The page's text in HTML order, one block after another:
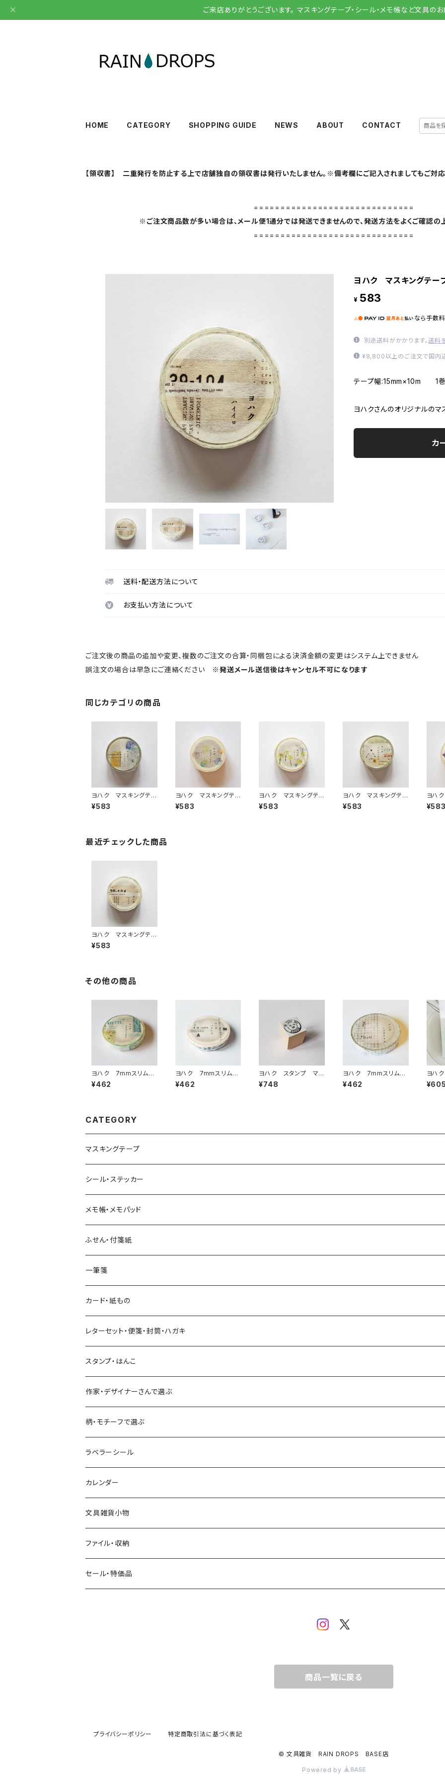
ご来店ありがとうございます。 マスキングテープ・シール・メモ帳など文具の
HOME CATEGORY SHOPPING GUIDE NEWS ABOUT CONTACT
【領収書】 二重発行を防止する上で店舗独自の領収書は発行いたしません。※備考欄にご記入されましてもご対応
==============================
※ご注文商品数が多い場合は、メール便1通分では発送できませんので、発送方法をよくご確認の
==============================
ヨハク マスキングテ
¥ 583
なら 手数
別途送料がかかります。送料
¥8,800以上のご注文で国内
テープ幅:15mm×10m
ヨハクさんのオリジナルのマ
カ
送料・配送方法について
お支払い方法について
ご注文後の商品の追加や変更、複数のご注文の合算・同梱包による決済金額の変更はシステム上できません
誤注文の場合は早急にご連絡ください ※発送メール送信後はキャンセル不可になります
同じカテゴリの商品
ヨハク マスキングテ
ープ オリオン Y-18
7
¥583
ヨハク マスキングテ
ープ フラグメント Y-
185
¥583
ヨハク マスキングテ
ープ ナノハナ Y-18
8
¥583
ヨハク マスキングテ
ープ アンサンブル Y
-184
¥583
ヨハ
ープ
86
最近チェックした商品
ヨハク マスキングテ
ープ ハイイロ Y-01
6
¥583
その他の商品
ヨハク 7mmスリムマ
スキングテープ シラカ
バノモリ L-023
¥462
ヨハク 7mmスリムマ
スキングテープ バラン
ス L-009
¥462
ヨハク スタンプ マ
ーク 木製はんこ S-
046
¥748
ヨハク 7mmスリムマ
スキングテープ シズカ
ナイロ L-013
¥462
ヨハ
アリ
CATEGORY
マスキングテープ
ヨハク
和紙
透明クリア
Hutte paper works （プロペラスタジオ）
ネクタイ
透明クリアテープ
柄・モチーフで選ぶ（マステ）
いちご・ストロベリー
フルーツ・野菜
ミモザ
お花・フラワー・グリーン・植物
マインドウェイブ
水縞
大枝活版室
星燈社
ミナペルホネン
BGM
eric
SAIEN
田村美紀
パピアプラッツ（作家もの）
シール・ステッカー
フレークシール
パピアプラッツ（作家もの）
ヨハク
ステッカーシール
マインドウェイブ
田村美紀
立体シール
メモ帳・メモパッド
ヨハク
HUTTE PAPER WORKS
表現社（作家もの）
星燈社
古川紙工
大枝活版室
ふせん・付箋紙
ヨハク
HUTTE PAPER WORKS
古川紙工
表現社（作家もの）
ロール付箋
一筆箋
カード・紙もの
レターセット・便箋・封筒・ハガキ
古川紙工
表現社（作家もの）
スタンプ・はんこ
Hutte paper works
ヨハク
作家・デザイナーさんで選ぶ
ネクタイ
Hutte paper works
ヨハク
eric
浅野みどり
西淑
柄・モチーフで選ぶ
フルーツ
食べ物・フード・スイーツ
パン・ブレッド
カフェ
コーヒー・飲み物・クリームソーダ
ラベラーシール
カレンダー
文具雑貨小物
ファイル・収納
セール・特価品
商品一覧に戻る
プライバシーポリシー 特定商取引法に基づく表記
© 文具雑貨 RAIN DROPS BASE店
Powered by